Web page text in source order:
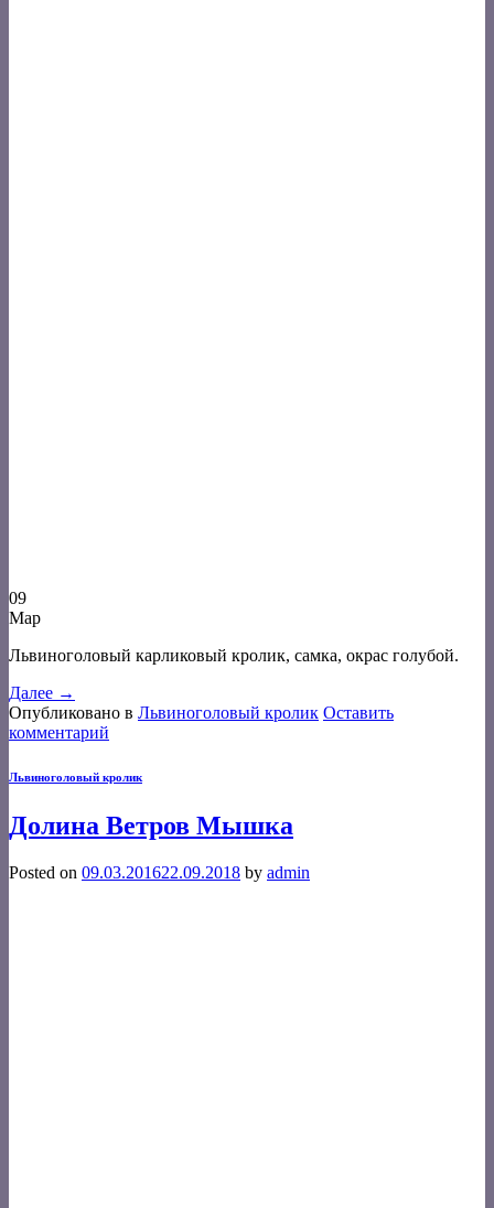
09
Мар
Львиноголовый карликовый кролик, самка, окрас голубой.
Далее →
Опубликовано в Львиноголовый кролик Оставить
комментарий
Львиноголовый кролик
Долина Ветров Мышка
Posted on 09.03.201622.09.2018 by admin